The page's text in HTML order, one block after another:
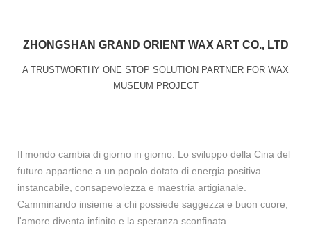
ZHONGSHAN GRAND ORIENT WAX ART CO., LTD
A TRUSTWORTHY ONE STOP SOLUTION PARTNER FOR WAX
MUSEUM PROJECT
Il mondo cambia di giorno in giorno. Lo sviluppo della Cina del
futuro appartiene a un popolo dotato di energia positiva
instancabile, consapevolezza e maestria artigianale.
Camminando insieme a chi possiede saggezza e buon cuore,
l'amore diventa infinito e la speranza sconfinata.